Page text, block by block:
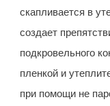
скапливается в
создает
подкровельного
пленкой и
при помощи не